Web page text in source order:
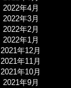
2022年4月
2022年3月
2022年2月
2022年1月
2021年12月
2021年11月
2021年10月
2021年9月